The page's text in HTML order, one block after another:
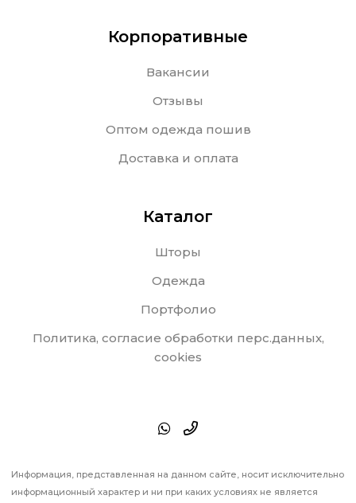
Корпоративные
Вакансии
Отзывы
Оптом одежда пошив
Доставка и оплата
Каталог
Шторы
Одежда
Портфолио
Политика, согласие обработки перс.данных,
cookies
Информация, представленная на данном сайте, носит исключительно
информационный характер и ни при каких условиях не является